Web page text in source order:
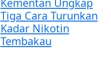
Tiga Cara Turunkan
Kadar Nikotin
Tembakau